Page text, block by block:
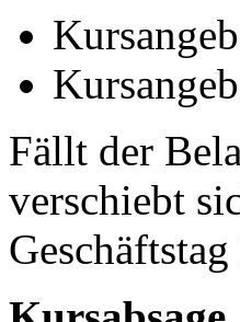
Fällt der
verschiebt